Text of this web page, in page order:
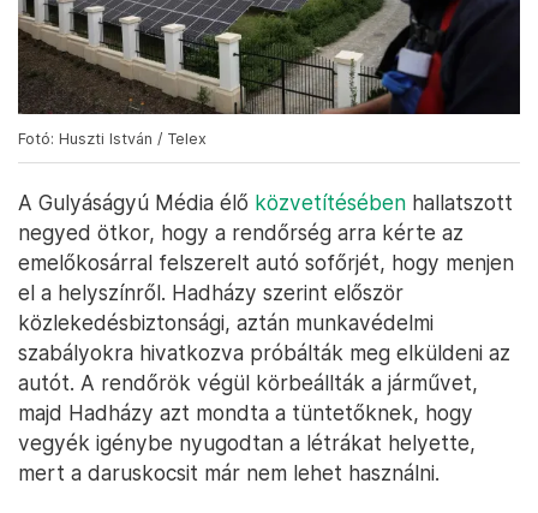
Fotó: Huszti István / Telex
A Gulyáságyú Média élő közvetítésében hallatszott
negyed ötkor, hogy a rendőrség arra kérte az
emelőkosárral felszerelt autó sofőrjét, hogy menjen
el a helyszínről. Hadházy szerint először
közlekedésbiztonsági, aztán munkavédelmi
szabályokra hivatkozva próbálták meg elküldeni az
autót. A rendőrök végül körbeállták a járművet,
majd Hadházy azt mondta a tüntetőknek, hogy
vegyék igénybe nyugodtan a létrákat helyette,
mert a daruskocsit már nem lehet használni.